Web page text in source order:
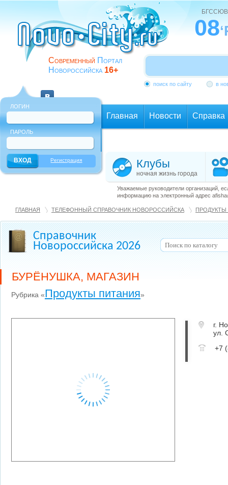
Современный Портал
Новороссийска 16+
08
поиск по сайту в
ЛОГИН
ПАРОЛЬ
Регистрация
Главная Новости Справка
Клубы
ночная жизнь города
Уважаемые руководители организаций,
информацию на электронный адрес
ГЛАВНАЯ ТЕЛЕФОННЫЙ СПРАВОЧНИК НОВОРОССИЙСКА
Справочник
Новороссийска 2026
БУРЁНУШКА, МАГАЗИН
Рубрика «Продукты питания»
г.
ул.
+7